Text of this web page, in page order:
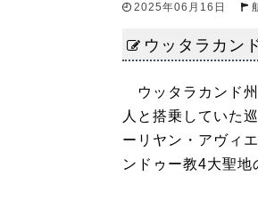
2025年06月16日
ウッタラカン
ウッタラカンド州
人と搭乗していた
ーリヤン・アヴィ
ンドゥー教4大聖地